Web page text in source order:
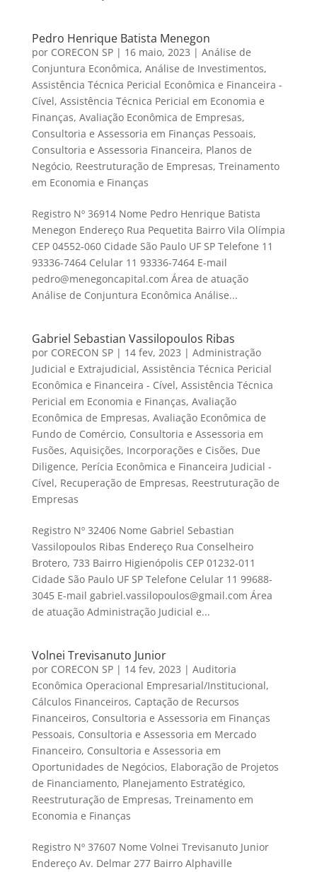
Pedro Henrique Batista Menegon
por CORECON SP| 16 maio, 2023 | Análise de
Conjuntura Econômica, Análise de Investimentos,
Assistência Técnica Pericial Econômica e Financeira -
Cível, Assistência Técnica Pericial em Economia e
Finanças, Avaliação Econômica de Empresas,
Consultoria e Assessoria em Finanças Pessoais,
Consultoria e Assessoria Financeira, Planos de
Negócio, Reestruturação de Empresas, Treinamento
em Economia e Finanças
Registro Nº 36914 Nome Pedro Henrique Batista
Menegon Endereço Rua Pequetita Bairro Vila Olímpia
CEP 04552-060 Cidade São Paulo UF SP Telefone 11
93336-7464 Celular 11 93336-7464 E-mail
pedro@menegoncapital.com Área de atuação
Análise de Conjuntura Econômica Análise...
Gabriel Sebastian Vassilopoulos Ribas
por CORECON SP| 14 fev, 2023 | Administração
Judicial e Extrajudicial, Assistência Técnica Pericial
Econômica e Financeira - Cível, Assistência Técnica
Pericial em Economia e Finanças, Avaliação
Econômica de Empresas, Avaliação Econômica de
Fundo de Comércio, Consultoria e Assessoria em
Fusões, Aquisições, Incorporações e Cisões, Due
Diligence, Perícia Econômica e Financeira Judicial -
Cível, Recuperação de Empresas, Reestruturação de
Empresas
Registro Nº 32406 Nome Gabriel Sebastian
Vassilopoulos Ribas Endereço Rua Conselheiro
Brotero, 733 Bairro Higienópolis CEP 01232-011
Cidade São Paulo UF SP Telefone Celular 11 99688-
3045 E-mail gabriel.vassilopoulos@gmail.com Área
de atuação Administração Judicial e...
Volnei Trevisanuto Junior
por CORECON SP| 14 fev, 2023 | Auditoria
Econômica Operacional Empresarial/Institucional,
Cálculos Financeiros, Captação de Recursos
Financeiros, Consultoria e Assessoria em Finanças
Pessoais, Consultoria e Assessoria em Mercado
Financeiro, Consultoria e Assessoria em
Oportunidades de Negócios, Elaboração de Projetos
de Financiamento, Planejamento Estratégico,
Reestruturação de Empresas, Treinamento em
Economia e Finanças
Registro Nº 37607 Nome Volnei Trevisanuto Junior
Endereço Av. Delmar 277 Bairro Alphaville